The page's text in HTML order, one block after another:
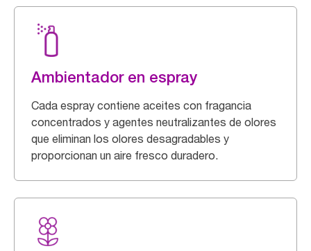
Ambientador en espray
Cada espray contiene aceites con fragancia
concentrados y agentes neutralizantes de olores
que eliminan los olores desagradables y
proporcionan un aire fresco duradero.